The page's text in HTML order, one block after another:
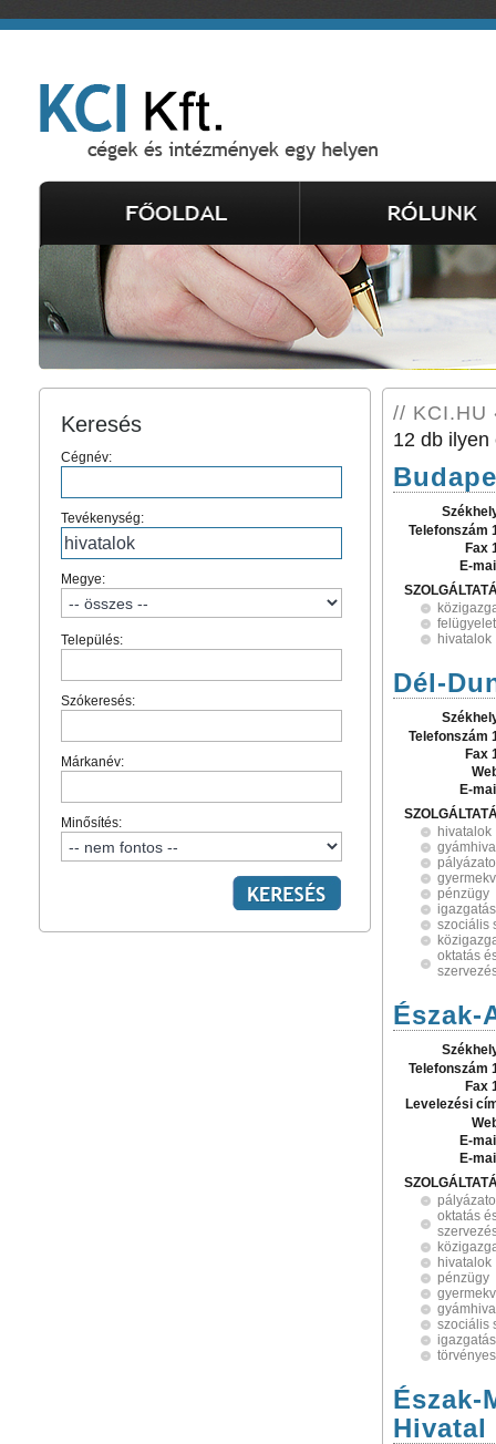
Keresés
Cégnév:
Tevékenység:
Megye:
Település:
Szókeresés:
Márkanév:
Minősítés:
// KCI.HU
12 db ilyen
Telefonszám
Fax
E-
felügyelet
hivatalok
Dél-
Telefonszám
Fax
E-
hivatalok
pénzügy
igazgatás
szociális
oktatás
Telefonszám
Fax
Levelezési
E-
E-
oktatás
hivatalok
pénzügy
szociális
igazgatás
Észak-
Hivatal